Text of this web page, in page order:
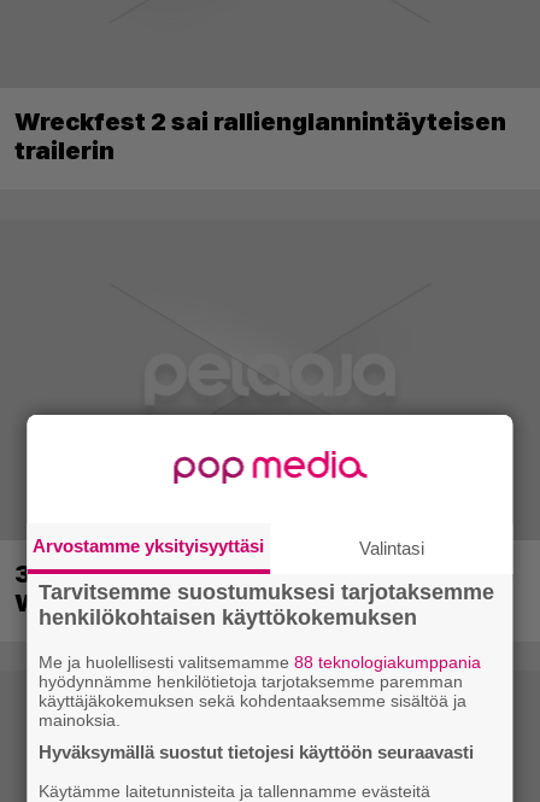
Wreckfest 2 sai rallienglannintäyteisen
trailerin
30-vuotias Quake sai uuden episodin
Wolfenstein-kehittäjiltä
Arvostamme yksityisyyttäsi Valintasi
Tarvitsemme suostumuksesi tarjotaksemme
henkilökohtaisen käyttökokemuksen
Me ja huolellisesti valitsemamme88 teknologiakumppania
hyödynnämme henkilötietoja tarjotaksemme paremman
käyttäjäkokemuksen sekä kohdentaaksemme sisältöä ja
mainoksia.
Hyväksymällä suostut tietojesi käyttöön seuraavasti
Käytämme laitetunnisteita ja tallennamme evästeitä